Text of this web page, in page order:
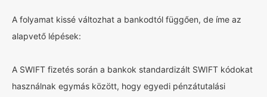
A folyamat kissé változhat a bankodtól függően, de íme az
alapvető lépések:
A SWIFT fizetés során a bankok standardizált SWIFT kódokat
használnak egymás között, hogy egyedi pénzátutalási